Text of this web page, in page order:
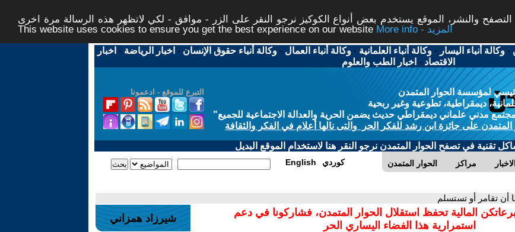
والنشر، الموقع يستخدم بعض أنواع الكوكيز نرجو النقر على الزر - موافق - لكي لاتظهر هذه الرسالة مرة اخرى -
This website uses cookies to ensure you get the best experience on our website
More info - المزيد
-وكالة أنباء اليسار -وكالة أنباء العلمانية -وكالة أنباء العمال -وكالة أنباء حقوق الإنسان - اخبار الرياضة - اخبار
الاقتصاد - اخبار الطب والعلوم
التبرع للموقع - ادعمونا
لمؤسسة الحوار المتمدن
ديمقراطية، تطوعية وغير ربحية
مدني علماني ديمقراطي حديث يضمن الحرية والعدالة الاجتماعية للجميع"
المتمدن على جائزة ابن رشد للفكر الحر والتى نالها أعلام في الفكر والثقافة
تقنية في تصفح الحوار المتمدن نرجو النقر هنا لاستخدام الموقع البديل
الحوار المتمدن مراكز الاخبار English كوردي
أن تقامر أو تستسلم
المالية تحفظ استقلال الحوار المتمدن، فشاركونا في دعم
استمرارية هذا الفضاء اليساري الحر
شيرزاد همزاني